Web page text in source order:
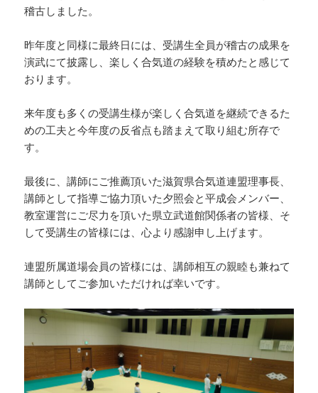
稽古しました。
昨年度と同様に最終日には、受講生全員が稽古の成果を
演武にて披露し、楽しく合気道の経験を積めたと感じて
おります。
来年度も多くの受講生様が楽しく合気道を継続できるた
めの工夫と今年度の反省点も踏まえて取り組む所存で
す。
最後に、講師にご推薦頂いた滋賀県合気道連盟理事長、
講師として指導ご協力頂いた夕照会と平成会メンバー、
教室運営にご尽力を頂いた県立武道館関係者の皆様、そ
して受講生の皆様には、心より感謝申し上げます。
連盟所属道場会員の皆様には、講師相互の親睦も兼ねて
講師としてご参加いただければ幸いです。